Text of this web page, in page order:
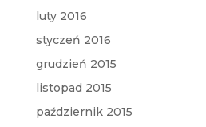
luty 2016
styczeń 2016
grudzień 2015
listopad 2015
październik 2015